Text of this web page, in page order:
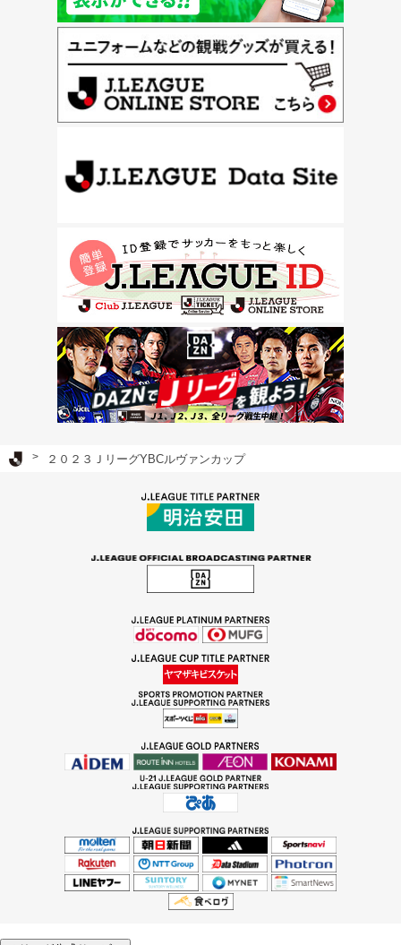
Ｊリーグ TOP
２０２３ＪリーグYBCルヴァンカップ